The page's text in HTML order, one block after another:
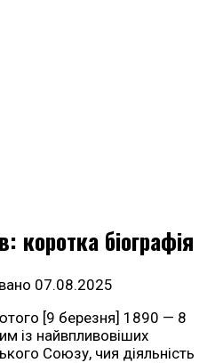
коротка біографія
07.08.2025
[9 березня] 1890 — 8
із найвпливовіших
Союзу, чия діяльність